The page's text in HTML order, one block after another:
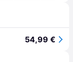
54,99 €